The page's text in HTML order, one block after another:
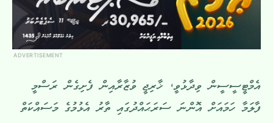
ADVERTISEMENT
އެމްޓީސީސީން ވިދާޅުވީ، ޚާރިޖީ ވުޒާރާއިން ފެށިގެން ރަސްމީ
ފާލަމާ ހަމައަށް އޮންނަ ސަރަޙައްދުގައި ތާރު އެޅުމުގެ މަސައްކަތް